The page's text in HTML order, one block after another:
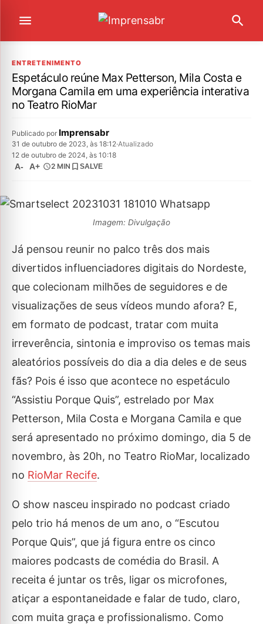
ENTRETENIMENTO
Espetáculo reúne Max Petterson, Mila Costa e
Morgana Camila em uma experiência interativa
no Teatro RioMar
Publicado por Imprensabr
31 de outubro de 2023, às 18:12·Atualizado
12 de outubro de 2024, às 10:18
A- A+ 2 MIN SALVE
Imagem: Divulgação
Já pensou reunir no palco três dos mais
divertidos influenciadores digitais do Nordeste,
que colecionam milhões de seguidores e de
visualizações de seus vídeos mundo afora? E,
em formato de podcast, tratar com muita
irreverência, sintonia e improviso os temas mais
aleatórios possíveis do dia a dia deles e de seus
fãs? Pois é isso que acontece no espetáculo
“Assistiu Porque Quis”, estrelado por Max
Petterson, Mila Costa e Morgana Camila e que
será apresentado no próximo domingo, dia 5 de
novembro, às 20h, no Teatro RioMar, localizado
no RioMar Recife.
O show nasceu inspirado no podcast criado
pelo trio há menos de um ano, o “Escutou
Porque Quis”, que já figura entre os cinco
maiores podcasts de comédia do Brasil. A
receita é juntar os três, ligar os microfones,
atiçar a espontaneidade e falar de tudo, claro,
com muita graça e profissionalismo. Como